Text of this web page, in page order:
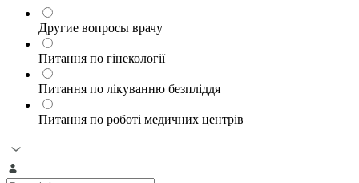
Другие вопросы врачу
Питання по гінекології
Питання по лікуванню безпліддя
Питання по роботі медичних центрів